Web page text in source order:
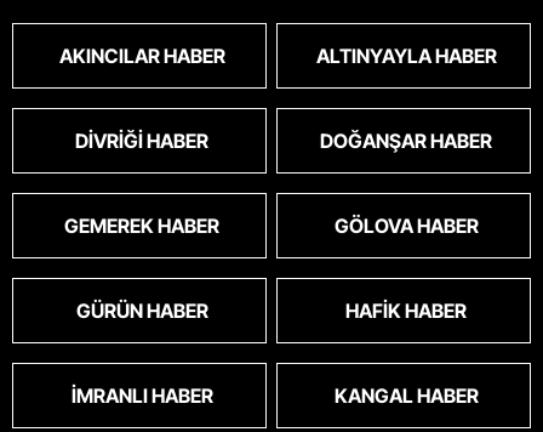
oldu.korkuyoruz.
AKINCILAR HABER ALTINYAYLA HABER
DIVRIĞI HABER DOĞANŞAR HABER
GEMEREK HABER GÖLOVA HABER
GÜRÜN HABER HAFIK HABER
İMRANLI HABER KANGAL HABER